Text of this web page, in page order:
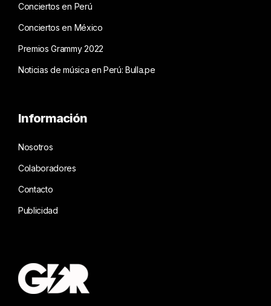
Conciertos en Perú
Conciertos en México
Premios Grammy 2022
Noticias de música en Perú: Bulla.pe
Información
Nosotros
Colaboradores
Contacto
Publicidad